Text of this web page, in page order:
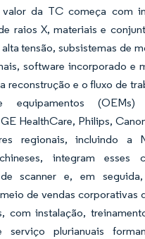
da TC começa com
raios X, materiais e
tensão, subsistemas de
software incorporado e
reconstrução e o fluxo de
equipamentos (OEMs)
HealthCare, Philips,
regionais, incluindo a
integram esses
scanner e, em
de vendas corporativas
com instalação,
serviço plurianuais